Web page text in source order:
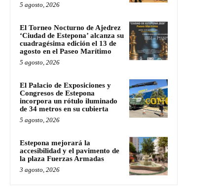
5 agosto, 2026
El Torneo Nocturno de Ajedrez
‘Ciudad de Estepona’ alcanza su
cuadragésima edición el 13 de
agosto en el Paseo Marítimo
5 agosto, 2026
El Palacio de Exposiciones y
Congresos de Estepona
incorpora un rótulo iluminado
de 34 metros en su cubierta
5 agosto, 2026
Estepona mejorará la
accesibilidad y el pavimento de
la plaza Fuerzas Armadas
3 agosto, 2026